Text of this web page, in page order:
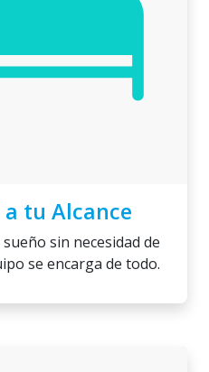
tu Alcance
sin necesidad de
se encarga de todo.